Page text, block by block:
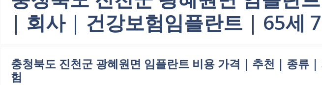
| 회사 | 건강보험임플란트 | 65세
충청북도 진천군 광혜원면 임플란트 비용 가격 | 추천 | 종
험